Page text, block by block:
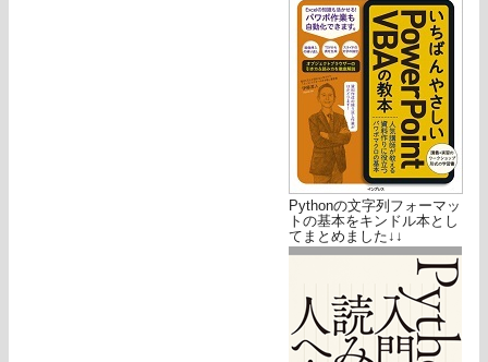
Pythonの文字列フォーマッ
トの基本をキンドル本とし
てまとめました↓↓